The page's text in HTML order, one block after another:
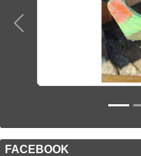
Précedent
FACEBOOK